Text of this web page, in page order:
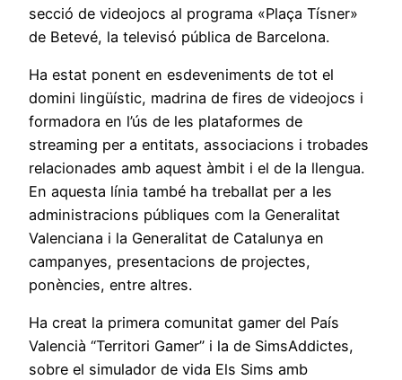
secció de videojocs al programa «Plaça Tísner»
de Betevé, la televisó pública de Barcelona.
Ha estat ponent en esdeveniments de tot el
domini lingüístic, madrina de fires de videojocs i
formadora en l’ús de les plataformes de
streaming per a entitats, associacions i trobades
relacionades amb aquest àmbit i el de la llengua.
En aquesta línia també ha treballat per a les
administracions públiques com la Generalitat
Valenciana i la Generalitat de Catalunya en
campanyes, presentacions de projectes,
ponències, entre altres.
Ha creat la primera comunitat gamer del País
Valencià “Territori Gamer” i la de SimsAddictes,
sobre el simulador de vida Els Sims amb